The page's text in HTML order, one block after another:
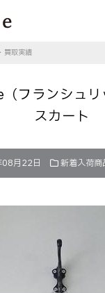
買取実績
フランシュ
スカート
月22日 新着入荷